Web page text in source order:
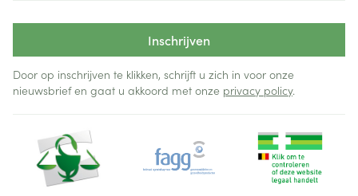
Inschrijven
Door op inschrijven te klikken, schrijft u zich in voor onze
nieuwsbrief en gaat u akkoord met onze privacy policy.